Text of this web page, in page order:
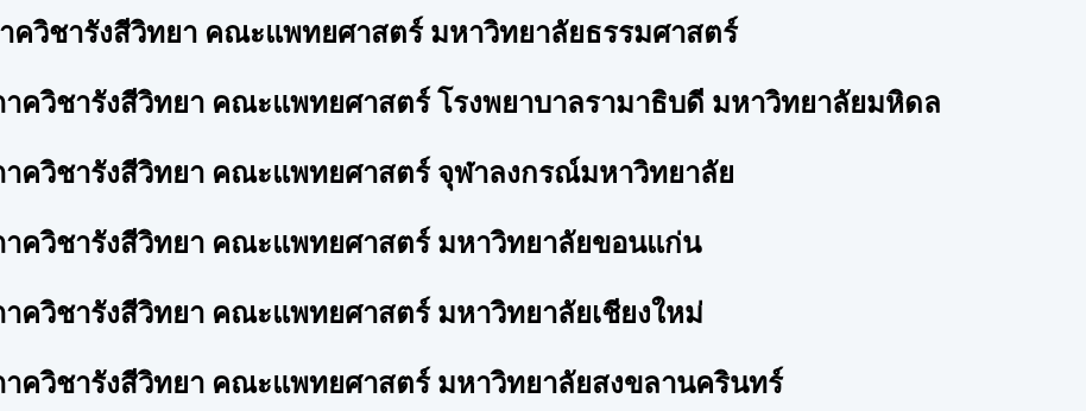
วิชารังสีวิทยา คณะแพทยศาสตร์ มหาวิทยาลัยธรรมศาสตร์
ควิชารังสีวิทยา คณะแพทยศาสตร์ โรงพยาบาลรามาธิบดี มหาวิทยาลัยมหิดล
ควิชารังสีวิทยา คณะแพทยศาสตร์ จุฬาลงกรณ์มหาวิทยาลัย
ควิชารังสีวิทยา คณะแพทยศาสตร์ มหาวิทยาลัยขอนแก่น
ควิชารังสีวิทยา คณะแพทยศาสตร์ มหาวิทยาลัยเชียงใหม่
ควิชารังสีวิทยา คณะแพทยศาสตร์ มหาวิทยาลัยสงขลานครินทร์